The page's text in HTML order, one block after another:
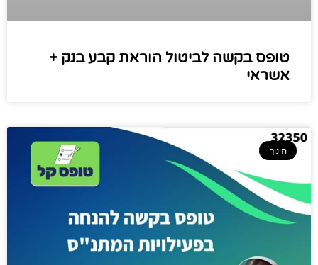
טופס בקשה לביטול הוראת קבע בנק +
אשראי
חינוך